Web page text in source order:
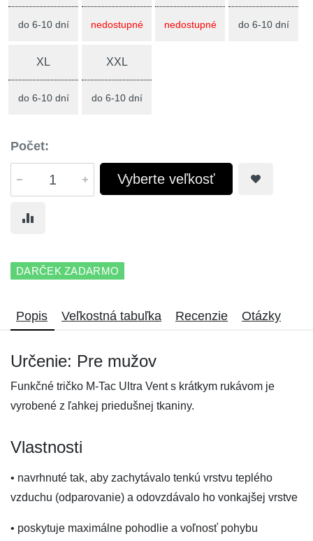
do 6-10 dní nedostupné nedostupné do 6-10 dní
XL
do 6-10 dní
XXL
do 6-10 dní
Počet:
Vyberte veľkosť
DARČEK ZADARMO
Popis Veľkostná tabuľka Recenzie Otázky
Určenie: Pre mužov
Funkčné tričko M-Tac Ultra Vent s krátkym rukávom je
vyrobené z ľahkej priedušnej tkaniny.
Vlastnosti
• navrhnuté tak, aby zachytávalo tenkú vrstvu teplého
vzduchu (odparovanie) a odovzdávalo ho vonkajšej vrstve
• poskytuje maximálne pohodlie a voľnosť pohybu